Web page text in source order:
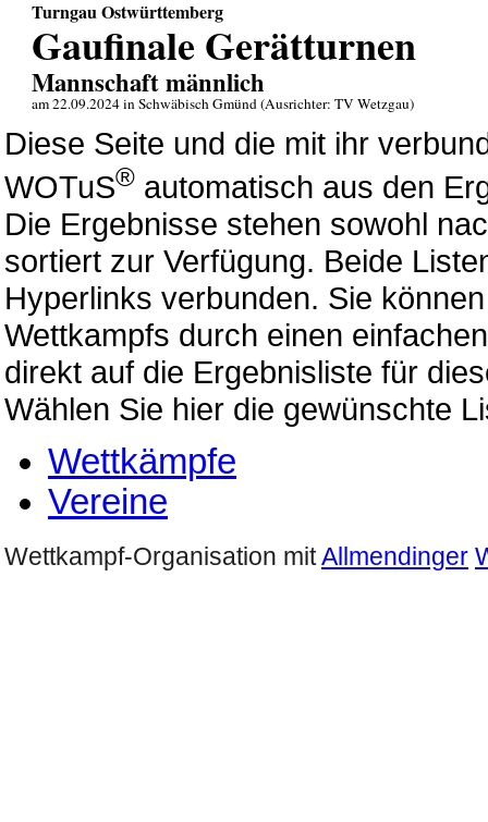
Turngau Ostwürttemberg
Gaufinale Gerätturnen
Mannschaft männlich
am 22.09.2024 in Schwäbisch Gmünd (Ausrichter: TV Wetzgau)
Diese Seite und die mit ihr
WOTuS® automatisch aus den
Die Ergebnisse stehen sowohl
sortiert zur Verfügung. Beide
Hyperlinks verbunden. Sie
Wettkampfs durch einen
direkt auf die Ergebnisliste für
Wählen Sie hier die gewünschte
Wettkämpfe
Vereine
Wettkampf-Organisation mitAllmendinger